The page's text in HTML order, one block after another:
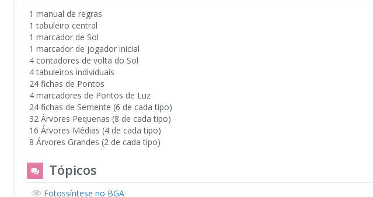
1 manual de regras
1 tabuleiro central
1 marcador de Sol
1 marcador de jogador inicial
4 contadores de volta do Sol
4 tabuleiros individuais
24 fichas de Pontos
4 marcadores de Pontos de Luz
24 fichas de Semente (6 de cada tipo)
32 Árvores Pequenas (8 de cada tipo)
16 Árvores Médias (4 de cada tipo)
8 Árvores Grandes (2 de cada tipo)
Tópicos
Fotossíntese no BGA